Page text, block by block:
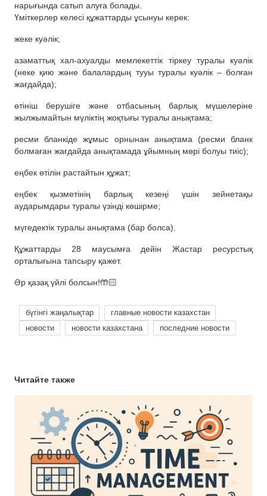
нарығында сатып алуға болады.
Үміткерлер келесі құжаттарды ұсынуы керек:
жеке куәлік;
азаматтық хал-ахуалды мемлекеттік тіркеу туралы куәлік
(неке қию және балалардың тууы туралы куәлік – болған
жағдайда);
өтініш берушіге және отбасының барлық мүшелеріне
жылжымайтын мүліктің жоқтығы туралы анықтама;
ресми бланкіде жұмыс орнынан анықтама (ресми бланк
болмаған жағдайда анықтамада ұйымның мөрі болуы тиіс);
еңбек өтілін растайтын құжат;
еңбек қызметінің барлық кезеңі үшін зейнетақы
аударымдары туралы үзінді көшірме;
мүгедектік туралы анықтама (бар болса).
Құжаттарды 28 маусымға дейін Жастар ресурстық
орталығына тапсыру қажет.
Әр қазақ үйлі болсын!🤲🏻
бүгінгі жаңалықтар
главные новости казахстан
новости
новости казахстана последние новости
Читайте также